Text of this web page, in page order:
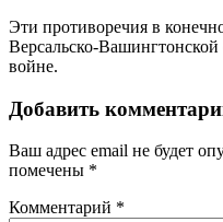
Эти противоречия в
Версальско-
войне.
Добавить
Ваш адрес email не будет
помечены *
Комментарий *